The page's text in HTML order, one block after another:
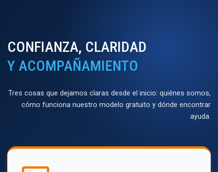
CONFIANZA, CLARIDAD
Y ACOMPAÑAMIENTO
Tres cosas que dejamos claras desde el inicio: quiénes somos,
cómo funciona nuestro modelo gratuito y dónde encontrar
ayuda.